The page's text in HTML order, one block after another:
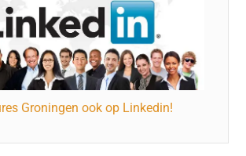
Groningen ook op Linkedin!